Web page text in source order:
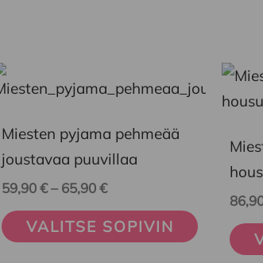
Miesten pyjama pehmeää
joustavaa puuvillaa
59,90€– 65,90€
59,90 €
VALITSE SOPIVIN
Tällä
tuotteella
on
useampi
tehdä
Tällä
Voit